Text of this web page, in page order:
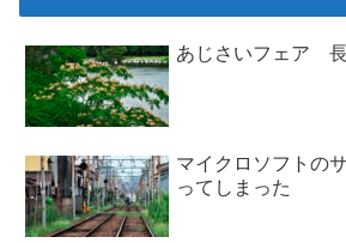
あじさいフェア
マイクロソフトの
ってしまった